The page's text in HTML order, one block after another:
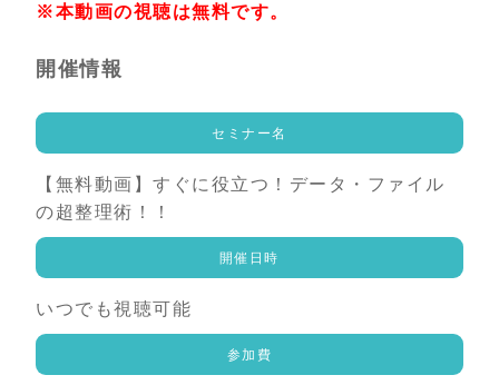
※本動画の視聴は無料です。
開催情報
セミナー名
【無料動画】すぐに役立つ！データ・ファイル
の超整理術！！
開催日時
いつでも視聴可能
参加費